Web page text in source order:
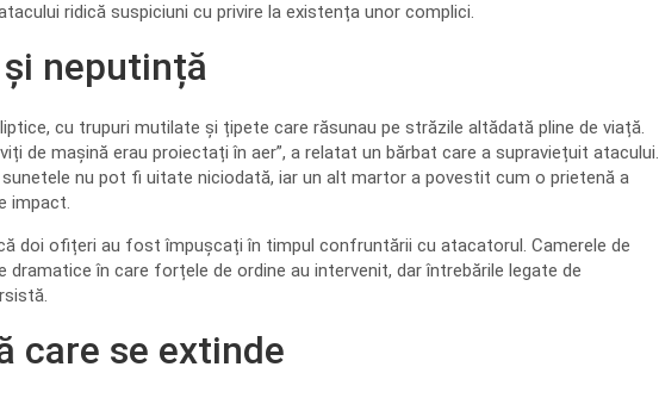
ridică suspiciuni cu privire la existența unor complici.
neputință
cu trupuri mutilate și țipete care răsunau pe străzile altădată pline de viață.
de mașină erau proiectați în aer”, a relatat un bărbat care a supraviețuit atacului.
nu pot fi uitate niciodată, iar un alt martor a povestit cum o prietenă a
impact.
doi ofițeri au fost împușcați în timpul confruntării cu atacatorul. Camerele de
dramatice în care forțele de ordine au intervenit, dar întrebările legate de
care se extinde